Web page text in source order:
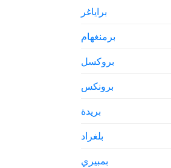
براياغر
برمنغهام
بروكسل
برونكس
بريدة
بلغراد
بمبيري